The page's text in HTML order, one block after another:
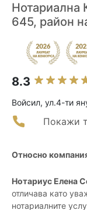
Нотариална
645, район
8.3
Войсил, ул.4-ти
Покажи
Относно
Нотариус Елена
отличава като
нотариалните